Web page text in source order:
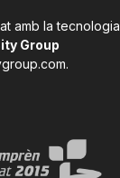
amb la tecnologia
Group
.